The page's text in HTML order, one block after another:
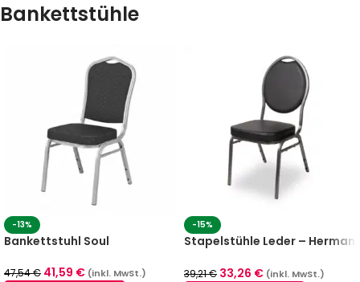
Bankettstühle
-13%
Bankettstuhl Soul
47,54€ 41,59 € (inkl. MwSt.)
-15%
Stapelstühle Leder – Herman
Schwarz
39,21€ 33,26 € (inkl. MwSt.)